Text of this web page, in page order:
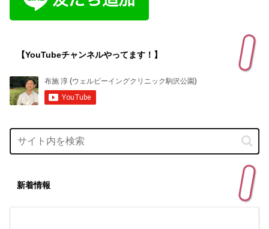
【YouTubeチャンネルやってます！】
新着情報